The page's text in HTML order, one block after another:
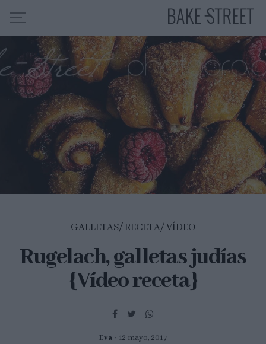
HOME
INDICE DE RECETAS
COLABORO CON
SOBRE MÍ
MIS CURSOS
CONTACTO
ES EN
GALLETAS RECETA VÍDEO
Rugelach, galletas judías
{Vídeo receta}
Eva 12 mayo, 2017